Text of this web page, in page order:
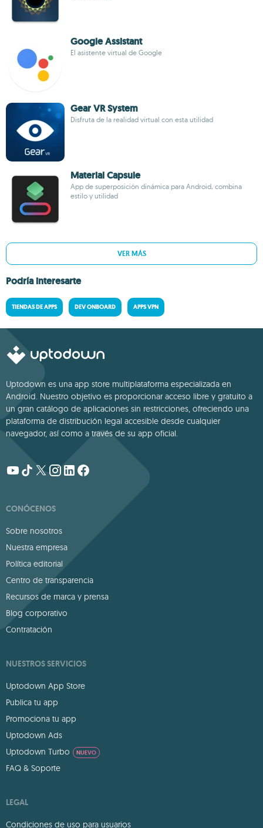
Google Assistant
El asistente virtual de Google
Gear VR System
Disfruta de la realidad virtual con esta utilidad
Material Capsule
App de superposición dinámica para Android, combina
estilo y utilidad
VER MÁS
Podría interesarte
TIENDAS DE APPS DEV ONBOARD APPS VPN
Uptodown es una app store multiplataforma especializada en
Android. Nuestro objetivo es proporcionar acceso libre y gratuito a
un gran catálogo de aplicaciones sin restricciones, ofreciendo una
plataforma de distribución legal accesible desde cualquier
navegador, así como a través de su app oficial.
CONÓCENOS
Sobre nosotros
Nuestra empresa
Política editorial
Centro de transparencia
Recursos de marca y prensa
Blog corporativo
Contratación
NUESTROS SERVICIOS
Uptodown App Store
Publica tu app
Promociona tu app
Uptodown Ads
Uptodown Turbo
NUEVO
FAQ & Soporte
LEGAL
Condiciones de uso para usuarios